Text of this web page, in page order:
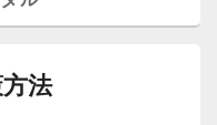
法